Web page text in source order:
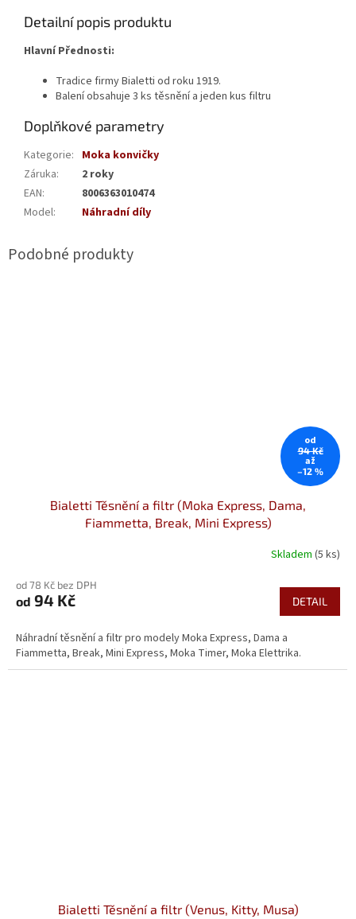
Detailní popis produktu
Hlavní Přednosti:
Tradice firmy Bialetti od roku 1919.
Balení obsahuje 3 ks těsnění a jeden kus filtru
Doplňkové parametry
Kategorie: Moka konvičky
Záruka:
2 roky
EAN:
8006363010474
Model: Náhradní díly
od
94 Kč
až
–12 %
Bialetti Těsnění a filtr (Moka Express, Dama,
Fiammetta, Break, Mini Express)
produktu
je
z
5
hvězdiček.
Skladem(5 ks)
od 78 Kč bez DPH
od 94 Kč DETAIL
Náhradní těsnění a filtr pro modely Moka Express, Dama a
Fiammetta, Break, Mini Express, Moka Timer, Moka Elettrika.
Bialetti Těsnění a filtr (Venus, Kitty, Musa)